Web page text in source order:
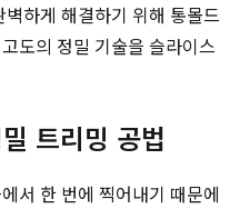
하게 해결하기 위해 통몰드
도의 정밀 기술을 슬라이스
트리밍 공법
서 한 번에 찍어내기 때문에